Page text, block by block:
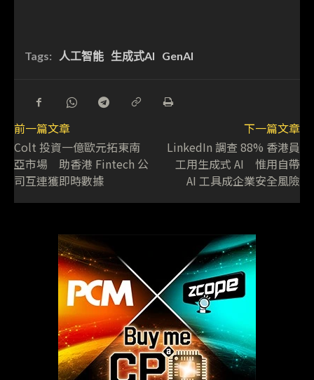
Tags: 人工智能 生成式AI GenAI
前一篇文章
Colt 投資一億歐元拓東南
亞市場 助香港 Fintech 公
司互連獲即時數據
下一篇文章
LinkedIn 調查 88% 香港員
工用生成式 AI 惟用自帶
AI 工具成企業安全風險